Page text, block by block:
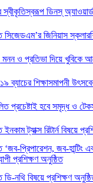
স্বীকৃতিস্বরূপ ডিনস্
সিজেডএম’র জিনিয়াস
মনন ও প্রতিভা দিয়ে খুবিকে
ব্যাচের শিক্ষাসমাপনী
প্রচেষ্টাই হবে সমৃদ্ধ ও
ইনকাম ট্যাক্স রিটার্ন বিষয়ে
‘জব-প্রিপারেশন, জব-হান্টিং
প্রশিক্ষণ অনুষ্ঠিত
ডি-নথি বিষয়ে প্রশিক্ষণ